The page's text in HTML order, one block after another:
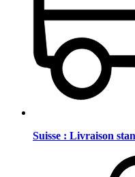
Suisse : Livraison